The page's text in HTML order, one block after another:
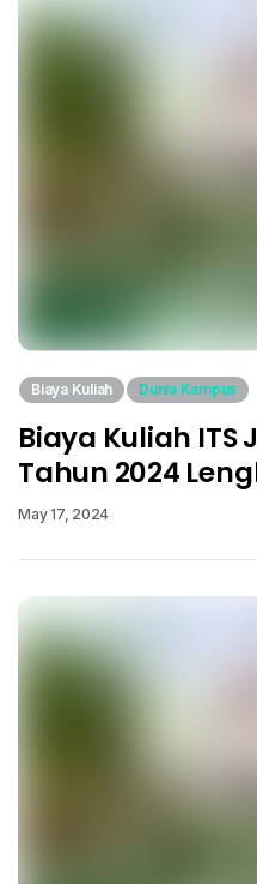
Biaya Kuliah Dunia Kampus
Biaya Kuliah ITS
Tahun 2024
May 17, 2024